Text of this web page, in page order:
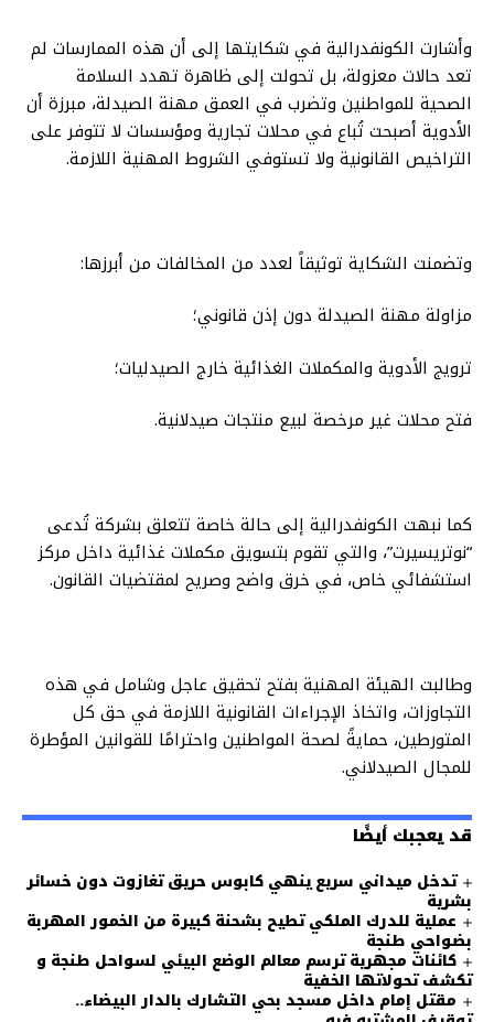
وأشارت الكونفدرالية في شكايتها إلى أن هذه الممارسات لم
تعد حالات معزولة، بل تحولت إلى ظاهرة تهدد السلامة
الصحية للمواطنين وتضرب في العمق مهنة الصيدلة، مبرزة أن
الأدوية أصبحت تُباع في محلات تجارية ومؤسسات لا تتوفر على
التراخيص القانونية ولا تستوفي الشروط المهنية اللازمة.
وتضمنت الشكاية توثيقاً لعدد من المخالفات من أبرزها:
مزاولة مهنة الصيدلة دون إذن قانوني؛
ترويج الأدوية والمكملات الغذائية خارج الصيدليات؛
فتح محلات غير مرخصة لبيع منتجات صيدلانية.
كما نبهت الكونفدرالية إلى حالة خاصة تتعلق بشركة تُدعى
“نوتريسيرت”، والتي تقوم بتسويق مكملات غذائية داخل مركز
استشفائي خاص، في خرق واضح وصريح لمقتضيات القانون.
وطالبت الهيئة المهنية بفتح تحقيق عاجل وشامل في هذه
التجاوزات، واتخاذ الإجراءات القانونية اللازمة في حق كل
المتورطين، حمايةً لصحة المواطنين واحترامًا للقوانين المؤطرة
للمجال الصيدلاني.
قد يعجبك أيضًا
تدخل ميداني سريع ينهي كابوس حريق تغازوت دون خسائر
بشرية
عملية للدرك الملكي تطيح بشحنة كبيرة من الخمور المهربة
بضواحي طنجة
كائنات مجهرية ترسم معالم الوضع البيئي لسواحل طنجة و
تكشف تحولاتها الخفية
مقتل إمام داخل مسجد بحي التشارك بالدار البيضاء..